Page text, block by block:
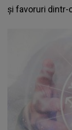
și favoruri dintr-